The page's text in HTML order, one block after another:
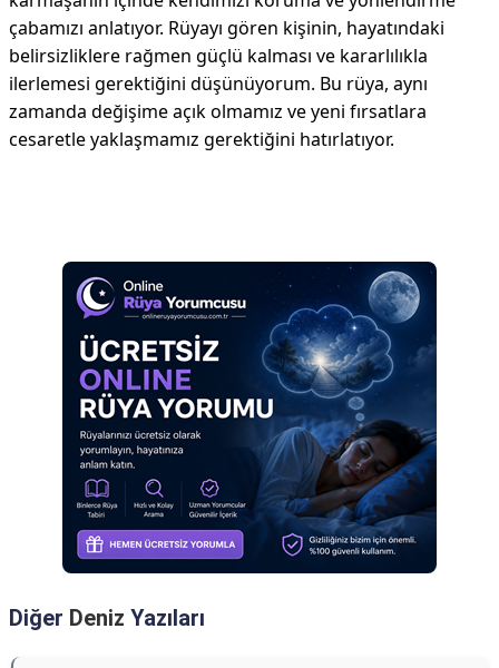
çabamızı anlatıyor. Rüyayı gören kişinin, hayatındaki
belirsizliklere rağmen güçlü kalması ve kararlılıkla
ilerlemesi gerektiğini düşünüyorum. Bu rüya, aynı
zamanda değişime açık olmamız ve yeni fırsatlara
cesaretle yaklaşmamız gerektiğini hatırlatıyor.
Diğer Deniz Yazıları